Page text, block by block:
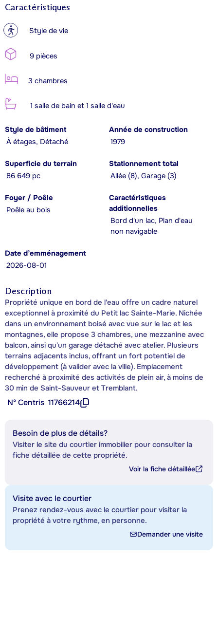
Caractéristiques
? Style de vie
9 pièces
3 chambres
1 salle de bain et 1 salle d'eau
Style de bâtiment
À étages, Détaché
Année de construction
1979
Superficie du terrain
86 649 pc
Stationnement total
Allée (8), Garage (3)
Foyer / Poêle
Poêle au bois
Caractéristiques
additionnelles
Bord d'un lac, Plan d'eau
non navigable
Date d’emménagement
2026-08-01
Description
Propriété unique en bord de l'eau offre un cadre naturel
exceptionnel à proximité du Petit lac Sainte-Marie. Nichée
dans un environnement boisé avec vue sur le lac et les
montagnes, elle propose 3 chambres, une mezzanine avec
balcon, ainsi qu'un garage détaché avec atelier. Plusieurs
terrains adjacents inclus, offrant un fort potentiel de
développement (à valider avec la ville). Emplacement
recherché à proximité des activités de plein air, à moins de
30 min de Saint-Sauveur et Tremblant.
Nº Centris 11766214
Besoin de plus de détails?
Visiter le site du courtier immobilier pour consulter la
fiche détaillée de cette propriété.
Voir la fiche détaillée
Visite avec le courtier
Prenez rendez-vous avec le courtier pour visiter la
propriété à votre rythme, en personne.
Demander une visite